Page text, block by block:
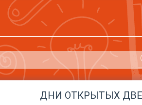
ДНИ ОТКРЫТЫХ